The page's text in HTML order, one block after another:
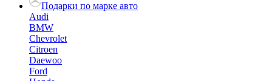
Подарки по марке авто
Audi
BMW
Chevrolet
Citroen
Daewoo
Ford